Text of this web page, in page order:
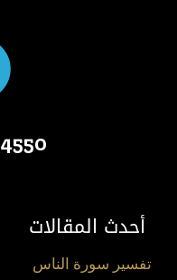
4550 824 514 1 +
أحدث المقالات
تفسير سورة الناس